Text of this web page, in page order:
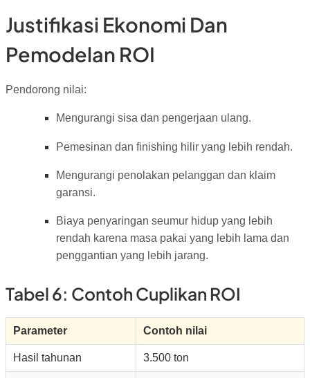
Justifikasi Ekonomi Dan
Pemodelan ROI
Pendorong nilai:
Mengurangi sisa dan pengerjaan ulang.
Pemesinan dan finishing hilir yang lebih rendah.
Mengurangi penolakan pelanggan dan klaim
garansi.
Biaya penyaringan seumur hidup yang lebih
rendah karena masa pakai yang lebih lama dan
penggantian yang lebih jarang.
Tabel 6: Contoh Cuplikan ROI
Parameter Contoh nilai
Hasil tahunan 3.500 ton